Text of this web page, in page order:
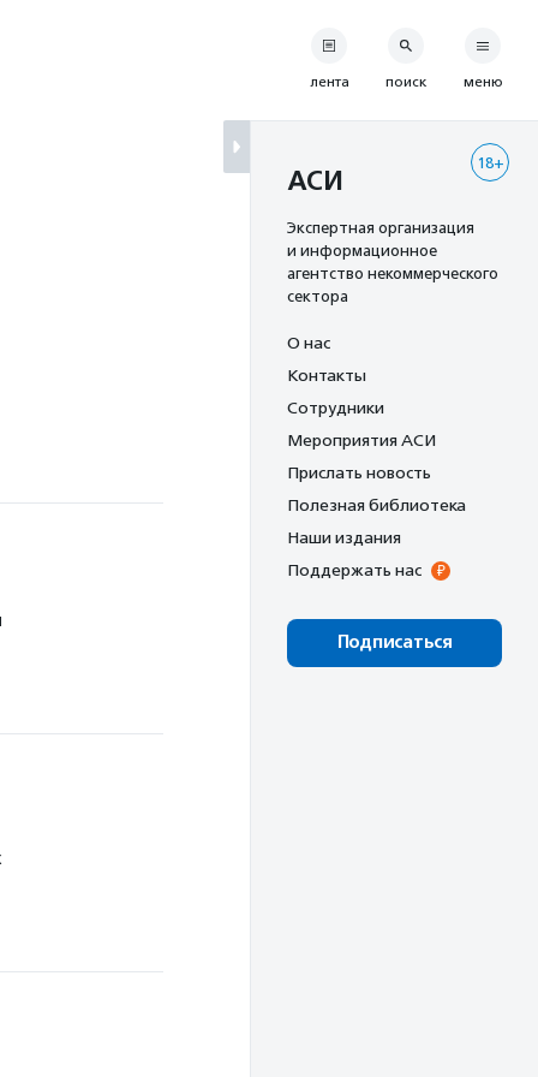
лента поиск меню
18+
АСИ
Экспертная организация
и информационное
агентство некоммерческого
сектора
О нас
Контакты
Сотрудники
Мероприятия АСИ
Прислать новость
Полезная библиотека
Наши издания
Поддержать нас
Подписаться